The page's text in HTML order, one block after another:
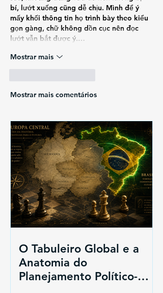
bí, lướt xuống cũng dễ chịu. Mình để ý
mấy khối thông tin họ trình bày theo kiểu
gọn gàng, chữ không dồn cục nên đọc
lướt vẫn bắt được ý.…
Mostrar mais
Mostrar mais comentários
O Tabuleiro Global e a
Anatomia do
Planejamento Político-